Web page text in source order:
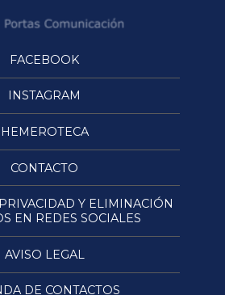
FACEBOOK
INSTAGRAM
HEMEROTECA
CONTACTO
Y ELIMINACIÓN
EN REDES SOCIALES
AVISO LEGAL
DE CONTACTOS